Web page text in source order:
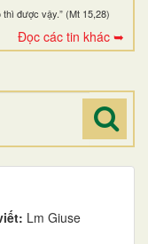
thì được vậy.” (Mt 15,28)
Đọc các tin khác ➥
Lm Giuse